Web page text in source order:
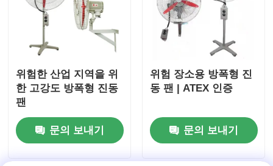
위험한 산업 지역을 위
한 고강도 방폭형 진동
팬
문의 보내기
위험 장소용 방폭형 진
동 팬 | ATEX 인증
문의 보내기